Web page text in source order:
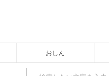
おしん